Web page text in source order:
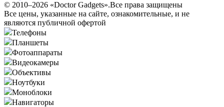
© 2010–2026 «Doctor Gadgets».Все права защищены
Все цены, указанные на сайте, ознакомительные, и не
являются публичной офертой
Телефоны
Планшеты
Фотоаппараты
Видеокамеры
Объективы
Ноутбуки
Моноблоки
Навигаторы